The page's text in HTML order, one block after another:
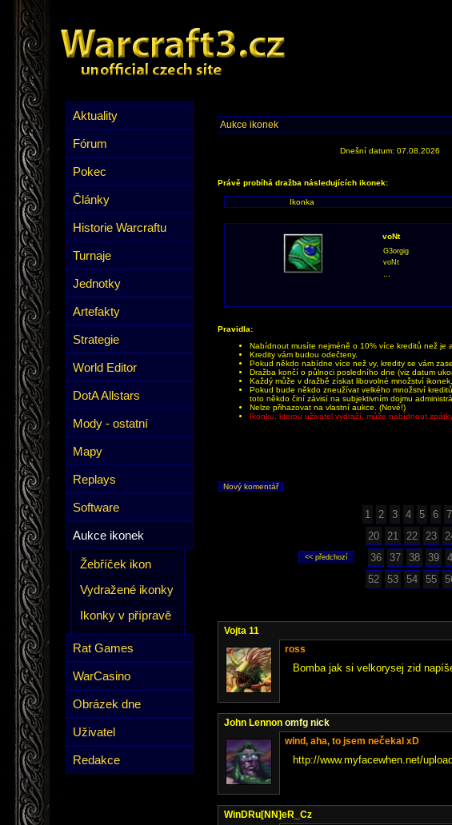
Aktuality
Fórum
Pokec
Články
Historie Warcraftu
Turnaje
Jednotky
Artefakty
Strategie
World Editor
DotA Allstars
Mody - ostatní
Mapy
Replays
Software
Aukce ikonek
Žebříček ikon
Vydražené ikonky
Ikonky v přípravě
Rat Games
WarCasino
Obrázek dne
Uživatel
Redakce
Aukce ikonek
Dnešní datum: 07.08.2026
Právě probíhá dražba následujících ikonek:
Ikonka
voNt
G3orgig
voNt
Pravidla:
Nabídnout musíte nejméně o 10% více kreditů než je
Kredity vám budou odečteny.
Pokud někdo nabídne více než vy, kredity se vám
Dražba končí o půlnoci posledního dne (viz datum
Každý může v dražbě získat libovolné množství
Pokud bude někdo zneužívat velkého množství
toto někdo činí závisí na subjektivním dojmu
Nelze přihazovat na vlastní aukce. (Nové!)
Ikonku, kterou uživatel vydraží, může nabídnout
Nový komentář
1 2 3 4 5 6 7
20
21 22 23
36
37 38 39
52
53 54 55
Vojta 11
ross
Bomba jak si velkorysej zid
John Lennon omfg nick
wind, aha, to jsem nečekal xD
http://www.myfacewhen.net/
WinDRu[NN]eR_Cz